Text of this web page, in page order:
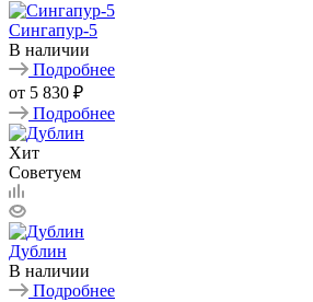
Сингапур-5
В наличии
Подробнее
от 5 830 ₽
Подробнее
Хит
Советуем
Дублин
В наличии
Подробнее